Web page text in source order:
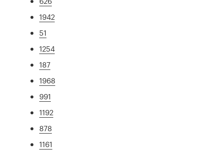
1942
51
1254
187
1968
991
1192
878
1161